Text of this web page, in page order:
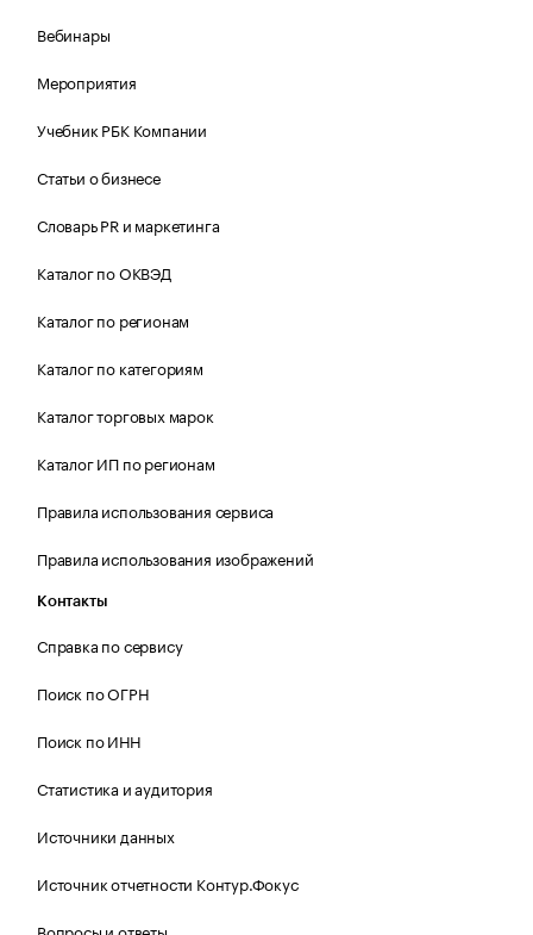
Вебинары
Мероприятия
Учебник РБК Компании
Статьи о бизнесе
Словарь PR и маркетинга
Каталог по ОКВЭД
Каталог по регионам
Каталог по категориям
Каталог торговых марок
Каталог ИП по регионам
Правила использования сервиса
Правила использования изображений
Контакты
Справка по сервису
Поиск по ОГРН
Поиск по ИНН
Статистика и аудитория
Источники данных
Источник отчетности Контур.Фокус